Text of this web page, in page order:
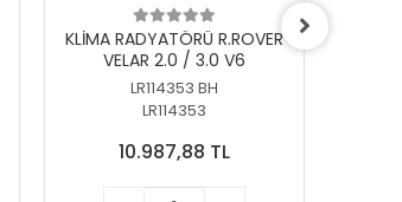
KLİMA RADYATÖRÜ R.ROVER
VELAR 2.0 / 3.0 V6
LR114353 BH
LR114353
10.987,88 TL